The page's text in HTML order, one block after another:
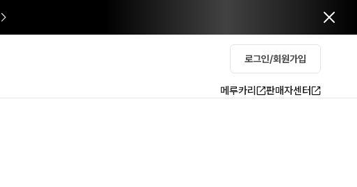
로그인/회원가입
메루카리 판매자센터